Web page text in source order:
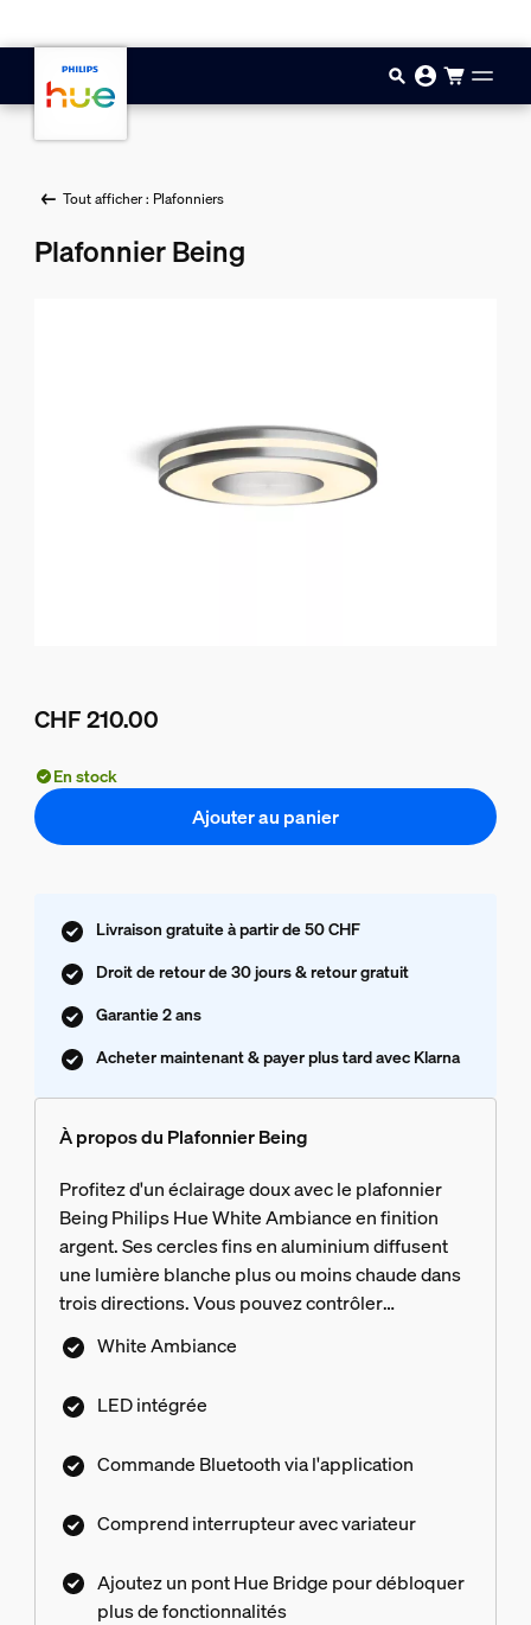
Tout afficher : Plafonniers
Plafonnier Being
CHF 210.00
En stock
Ajouter au panier
Livraison gratuite à partir de 50 CHF
Droit de retour de 30 jours & retour gratuit
Garantie 2 ans
Acheter maintenant & payer plus tard avec Klarna
À propos du Plafonnier Being
Profitez d'un éclairage doux avec le plafonnier
Being Philips Hue White Ambiance en finition
argent. Ses cercles fins en aluminium diffusent
une lumière blanche plus ou moins chaude dans
trois directions. Vous pouvez contrôler
instantanément la luminosité via son Hue
Dimmer switch ou par connexion Bluetooth. Pour
associez-lui un Hue Bridge.
White Ambiance
LED intégrée
Commande Bluetooth via l'application
Comprend interrupteur avec variateur
Ajoutez un pont Hue Bridge pour débloquer
plus de fonctionnalités